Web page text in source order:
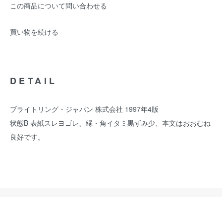
この商品について問い合わせる
買い物を続ける
DETAIL
ブライトリング・ジャパン 株式会社 1997年4版
状態B 表紙スレヨゴレ、縁・角イタミ黒ずみ少、本文はおおむね
良好です。